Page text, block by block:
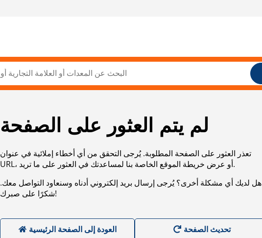
لم يتم العثور على الصفحة
تعذر العثور على الصفحة المطلوبة. يُرجى التحقق من أي أخطاء إملائية في عنوان
URL، أو عرض خريطة الموقع الخاصة بنا لمساعدتك في العثور على ما تريد.
هل لديك أي مشكلة أخرى؟ يُرجى إرسال بريد إلكتروني أدناه وسنعاود التواصل معك.
شكرًا على صبرك!
العودة إلى الصفحة الرئيسية